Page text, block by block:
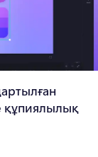
құпиялылық